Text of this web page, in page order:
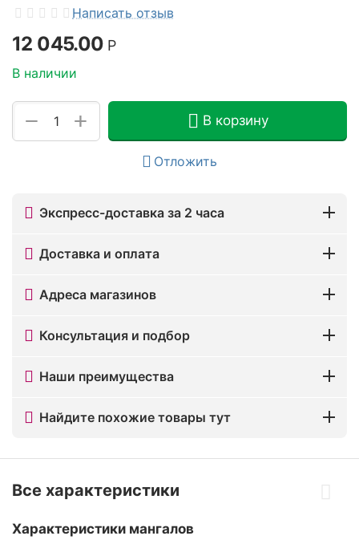
Написать отзыв
12 045.00 Р
В наличии
+
− В корзину
Отложить
Экспресс-доставка за 2 часа
Доставка и оплата
Адреса магазинов
Консультация и подбор
Наши преимущества
Найдите похожие товары тут
Все характеристики
Характеристики мангалов